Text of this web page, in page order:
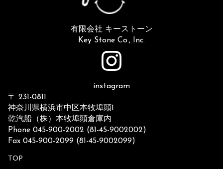
有限会社 キーストーン
Key Stone Co., Inc.
instagram
〒 231-0811
神奈川県横浜市中区本牧埠頭1
乾汽船（株）本牧埠頭倉庫内
Phone 045-900-2002 (81-45-9002002)
Fax 045-900-2099 (81-45-9002099)
TOP